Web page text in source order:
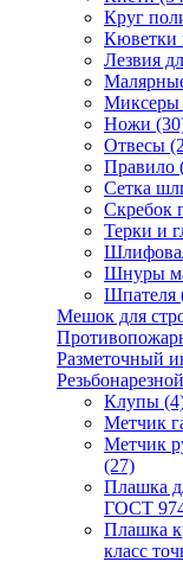
Круг
Кюветки
Лезвия
Миксеры
Ножи
Отвесы
Правило
Сетка
Скребок
Терки и
Шнуры
Шпателя
Мешок для
Разметочный
Клупы
Метчик
Метчик
(27)
Плашка
ГОСТ
Плашка
класс